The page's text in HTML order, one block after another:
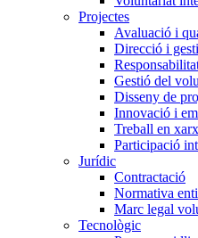
Projectes
Avaluació i
Direcció i
Gestió del
Disseny de
Innovació i
Treball en
Participació
Jurídic
Contractació
Normativa
Marc legal
Tecnològic